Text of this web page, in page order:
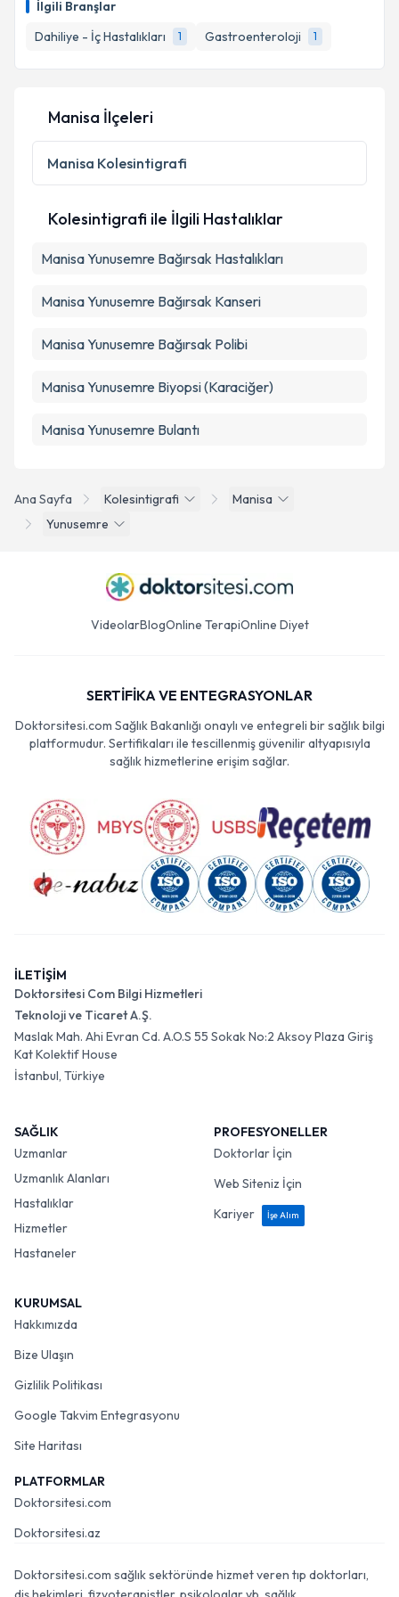
İlgili Branşlar
Dahiliye - İç Hastalıkları
1 Gastroenteroloji 1
takvim hazırlandığında e-posta ile bilgilendireceğiz.
Kişisel verilerimin işlenmesine ilişkinAydınlatma
Metni 'ni okudum ve kişisel verilerimin belirtilen
kapsamda işlenmesini kabul ediyorum.
Takvim Talebini Gönder
Ana Sayfa Kolesintigrafi
Manisa
Yunusemre
Manisa İlçeleri
Manisa Kolesintigrafi
Kolesintigrafi ile İlgili Hastalıklar
Manisa Yunusemre Bağırsak Hastalıkları
Manisa Yunusemre Bağırsak Kanseri
Manisa Yunusemre Bağırsak Polibi
Manisa Yunusemre Biyopsi (Karaciğer)
Manisa Yunusemre Bulantı
VideolarBlogOnline TerapiOnline Diyet
SERTİFİKA VE ENTEGRASYONLAR
Doktorsitesi.com Sağlık Bakanlığı onaylı ve entegreli bir sağlık bilgi
platformudur. Sertifikaları ile tescillenmiş güvenilir altyapısıyla
sağlık hizmetlerine erişim sağlar.
İLETİŞİM
Doktorsitesi Com Bilgi Hizmetleri
Teknoloji ve Ticaret A.Ş.
Maslak Mah. Ahi Evran Cd. A.O.S 55 Sokak No:2 Aksoy Plaza Giriş
Kat Kolektif House
İstanbul, Türkiye
SAĞLIK
Uzmanlar
Uzmanlık Alanları
Hastalıklar
Hizmetler
Hastaneler
PROFESYONELLER
Doktorlar İçin
Web Siteniz İçin
Kariyer
İşe Alım
KURUMSAL
Hakkımızda
Bize Ulaşın
Gizlilik Politikası
Google Takvim Entegrasyonu
Site Haritası
PLATFORMLAR
Doktorsitesi.com
Doktorsitesi.az
Doktorsitesi.com sağlık sektöründe hizmet veren tıp doktorları,